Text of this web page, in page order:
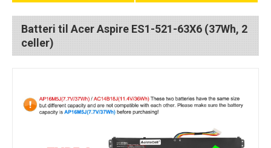
Batteri til Acer Aspire ES1-521-63X6 (37Wh, 2
celler)